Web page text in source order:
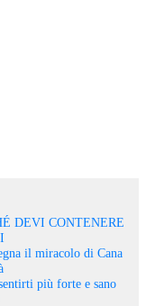
DEVI CONTENERE
il miracolo di Cana
più forte e sano